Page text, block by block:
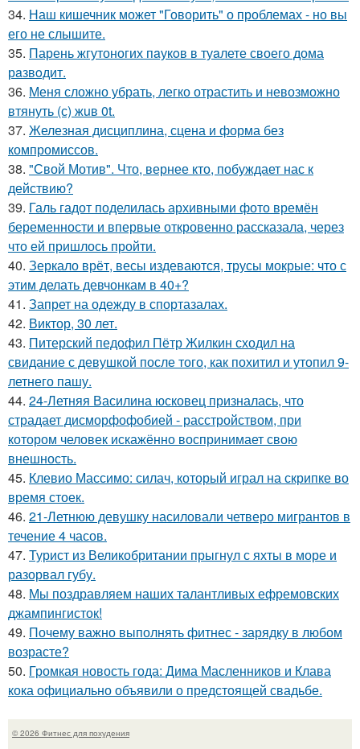
34. Наш кишечник может "Говорить" о проблемах - но вы
его не слышите.
35. Парень жгутоногих пaукoв в туaлете своего дома
рaзвoдит.
36. Меня сложно убрать, легко отрастить и невозможно
втянуть (с) жuв 0t.
37. Железная дисциплина, сцена и форма без
компромиссов.
38. "Свой Мотив". Что, вернее кто, побуждает нас к
действию?
39. Галь гадот поделилась архивными фото времён
беременности и впервые откровенно рассказала, через
что ей пришлось пройти.
40. Зеркало врёт, весы издеваются, трусы мокрые: что с
этим делать девчонкам в 40+?
41. Запрет на одежду в спортазалах.
42. Виктор, 30 лет.
43. Питерский педофил Пётр Жилкин сходил на
свидание с девушкой после того, как похитил и утопил 9-
летнего пашу.
44. 24-Летняя Василина юсковец призналась, что
страдает дисморфофобией - расстройством, при
котором человек искажённо воспринимает свою
внешность.
45. Клевио Массимо: силач, который играл на скрипке во
время стоек.
46. 21-Летнюю девушку насиловали четверо мигрантов в
течение 4 часов.
47. Турист из Великобритании прыгнул с яхты в море и
разорвал губу.
48. Мы поздравляем наших талантливых ефремовских
джампингисток!
49. Почему важно выполнять фитнес - зарядку в любом
возрасте?
50. Громкая новость года: Дима Масленников и Клава
кока официально объявили о предстоящей свадьбе.
© 2026 Фитнес для похудения